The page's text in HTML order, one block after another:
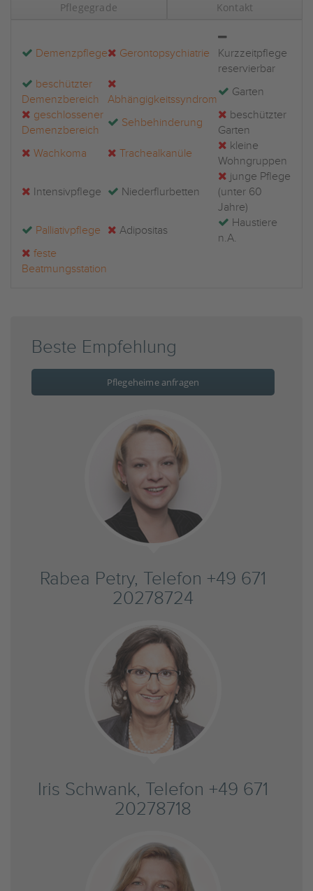
Pflegegrade Kontakt
Demenzpflege Gerontopsychiatrie
Kurzzeitpflege
reservierbar
beschützter
Demenzbereich
Abhängigkeitssyndrom
Garten
geschlossener
Demenzbereich
Sehbehinderung
beschützter
Garten
Wachkoma
Trachealkanüle
kleine
Wohngruppen
Intensivpflege Niederflurbetten
junge Pflege
(unter 60
Jahre)
Palliativpflege
Adipositas
Haustiere
n.A.
feste
Beatmungsstation
Beste Empfehlung
Pflegeheime anfragen
Rabea Petry, Telefon +49 671
20278724
Iris Schwank, Telefon +49 671
20278718